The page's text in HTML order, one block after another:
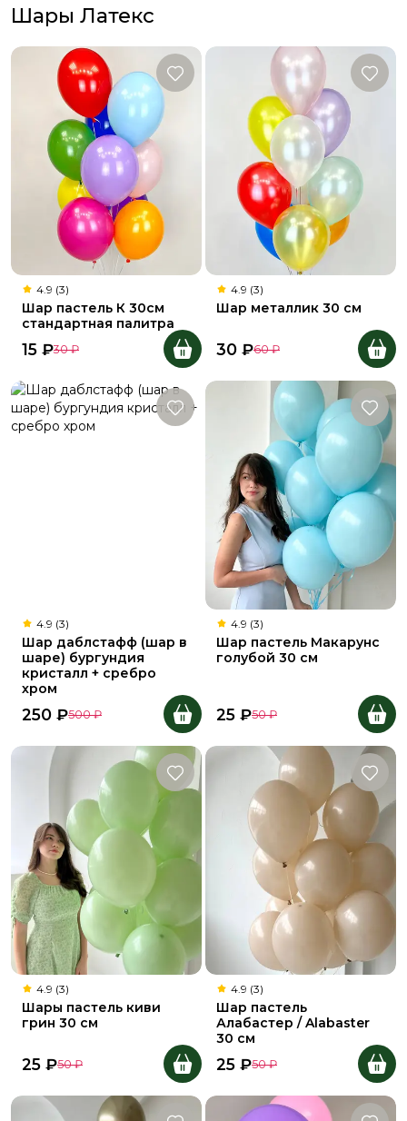
Шары Латекс
4.9 (3)
Шар пастель К 30см
стандартная палитра
15 ₽30 ₽
4.9 (3)
Шар металлик 30 см
30 ₽60 ₽
4.9 (3)
Шар даблстафф (шар в
шаре) бургундия
кристалл + сребро
хром
250 ₽500 ₽
4.9 (3)
Шар пастель Макарунс
голубой 30 см
25 ₽50 ₽
4.9 (3)
Шары пастель киви
грин 30 см
25 ₽50 ₽
4.9 (3)
Шар пастель
Алабастер / Alabaster
30 см
25 ₽50 ₽